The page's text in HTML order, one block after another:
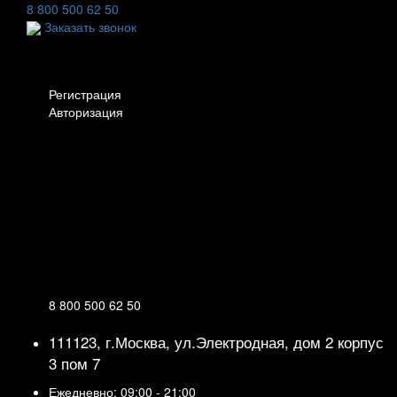
8 800 500 62 50
Заказать звонок
Регистрация
Авторизация
8 800 500 62 50
111123, г.Москва, ул.Электродная, дом 2 корпус
3 пом 7
Ежедневно: 09:00 - 21:00